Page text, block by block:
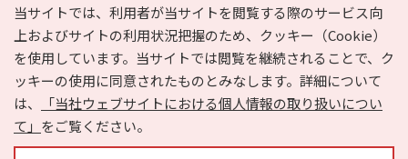
当サイトでは、利用者が当サイトを閲覧する際のサービス向
上およびサイトの利用状況把握のため、クッキー（Cookie）
を使用しています。当サイトでは閲覧を継続されることで、ク
ッキーの使用に同意されたものとみなします。詳細について
は、
「当社ウェブサイトにおける個人情報の取り扱いについ
て」 をご覧ください。
サイトの内容に関するお問い合わせ
Copyright © HYOJITO.Co.,Ltd. All Rights Reserved.